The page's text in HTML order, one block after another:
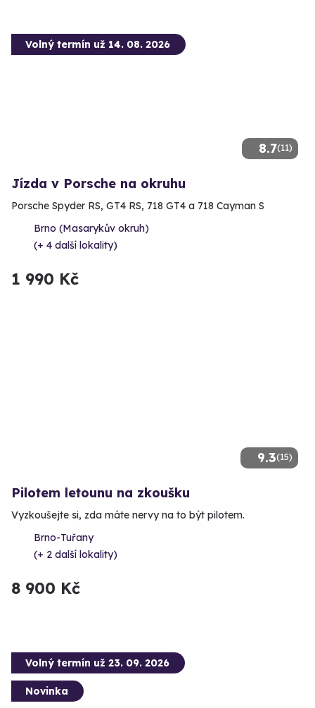
8.7(11)
Volný termín už 14. 08. 2026
Jízda v Porsche na okruhu
Porsche Spyder RS, GT4 RS, 718 GT4 a 718 Cayman S
Brno (Masarykův okruh)
(+ 4 další lokality)
1 990 Kč
9.3(15)
Pilotem letounu na zkoušku
Vyzkoušejte si, zda máte nervy na to být pilotem.
Brno-Tuřany
(+ 2 další lokality)
8 900 Kč
Volný termín už 23. 09. 2026
Novinka